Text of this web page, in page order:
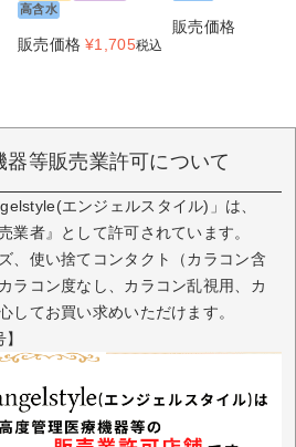
高含水
販売価格 ¥1,705税込
販売価格
器等販売業許可について
エンジェルスタイル)」は、
業者』として許可されています。
、使い捨てコンタクト（カラコン含
ラコン度なし、カラコン乱視用、カ
してお買い求めいただけます。